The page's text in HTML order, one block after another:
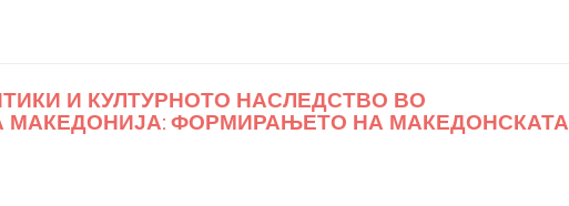
И КУЛТУРНОТО НАСЛЕДСТВО ВО
МАКЕДОНИЈА: ФОРМИРАЊЕТО НА МАКЕДОНСКАТА